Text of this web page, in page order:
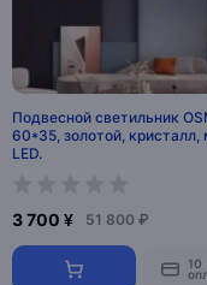
Подвесной светильник
60*35, золотой, кристалл,
LED.
3 700 ¥ 51 800 ₽
10